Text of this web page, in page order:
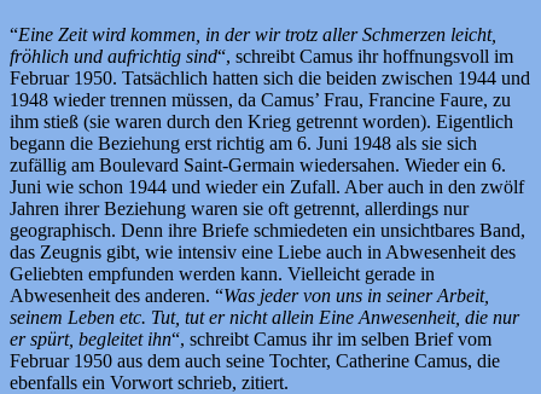
“Eine Zeit wird kommen, in der wir trotz aller Schmerzen leicht,
fröhlich und aufrichtig sind“, schreibt Camus ihr hoffnungsvoll im
Februar 1950. Tatsächlich hatten sich die beiden zwischen 1944 und
1948 wieder trennen müssen, da Camus’ Frau, Francine Faure, zu
ihm stieß (sie waren durch den Krieg getrennt worden). Eigentlich
begann die Beziehung erst richtig am 6. Juni 1948 als sie sich
zufällig am Boulevard Saint-Germain wiedersahen. Wieder ein 6.
Juni wie schon 1944 und wieder ein Zufall. Aber auch in den zwölf
Jahren ihrer Beziehung waren sie oft getrennt, allerdings nur
geographisch. Denn ihre Briefe schmiedeten ein unsichtbares Band,
das Zeugnis gibt, wie intensiv eine Liebe auch in Abwesenheit des
Geliebten empfunden werden kann. Vielleicht gerade in
Abwesenheit des anderen. “Was jeder von uns in seiner Arbeit,
seinem Leben etc. Tut, tut er nicht allein Eine Anwesenheit, die nur
er spürt, begleitet ihn“, schreibt Camus ihr im selben Brief vom
Februar 1950 aus dem auch seine Tochter, Catherine Camus, die
ebenfalls ein Vorwort schrieb, zitiert.